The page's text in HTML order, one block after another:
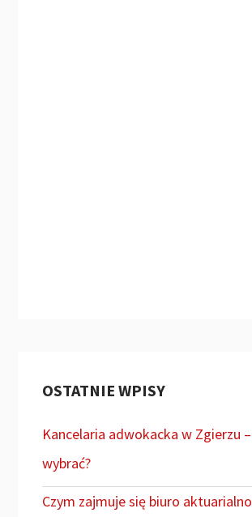
OSTATNIE WPISY
Kancelaria adwokacka w Zgierzu
wybrać?
Czym zajmuje się biuro